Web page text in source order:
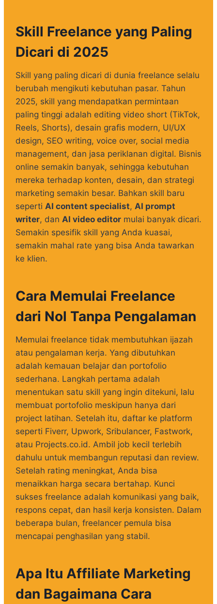
Skill Freelance yang Paling
Dicari di 2025
Skill yang paling dicari di dunia freelance selalu
berubah mengikuti kebutuhan pasar. Tahun
2025, skill yang mendapatkan permintaan
paling tinggi adalah editing video short (TikTok,
Reels, Shorts), desain grafis modern, UI/UX
design, SEO writing, voice over, social media
management, dan jasa periklanan digital. Bisnis
online semakin banyak, sehingga kebutuhan
mereka terhadap konten, desain, dan strategi
marketing semakin besar. Bahkan skill baru
seperti AI content specialist, AI prompt
writer, dan AI video editor mulai banyak dicari.
Semakin spesifik skill yang Anda kuasai,
semakin mahal rate yang bisa Anda tawarkan
ke klien.
Cara Memulai Freelance
dari Nol Tanpa Pengalaman
Memulai freelance tidak membutuhkan ijazah
atau pengalaman kerja. Yang dibutuhkan
adalah kemauan belajar dan portofolio
sederhana. Langkah pertama adalah
menentukan satu skill yang ingin ditekuni, lalu
membuat portofolio meskipun hanya dari
project latihan. Setelah itu, daftar ke platform
seperti Fiverr, Upwork, Sribulancer, Fastwork,
atau Projects.co.id. Ambil job kecil terlebih
dahulu untuk membangun reputasi dan review.
Setelah rating meningkat, Anda bisa
menaikkan harga secara bertahap. Kunci
sukses freelance adalah komunikasi yang baik,
respons cepat, dan hasil kerja konsisten. Dalam
beberapa bulan, freelancer pemula bisa
mencapai penghasilan yang stabil.
Apa Itu Affiliate Marketing
dan Bagaimana Cara